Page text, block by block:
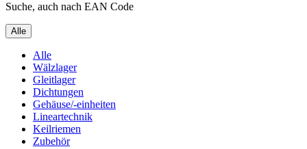
Suche, auch nach EAN Code
Alle
Alle
Wälzlager
Gleitlager
Dichtungen
Gehäuse/-einheiten
Lineartechnik
Keilriemen
Zubehör